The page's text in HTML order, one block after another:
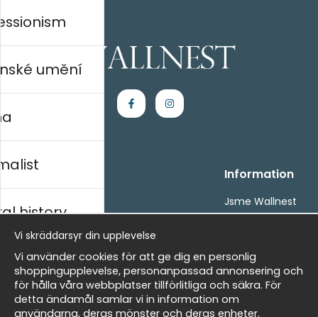
Handla
Villkor
- Returer och återbetalningar
Om cookies
Mina favoriter
Information
Jsme Wallnest
FAQ
Newsletter
umění
history
Vi skräddarsyr din upplevelse
Vi använder cookies för att ge dig en personlig
shoppingupplevelse, personanpassad annonsering och
för hålla våra webbplatser tillförlitliga och säkra. För
detta ändamål samlar vi in information om
användarna, deras mönster och deras enheter.